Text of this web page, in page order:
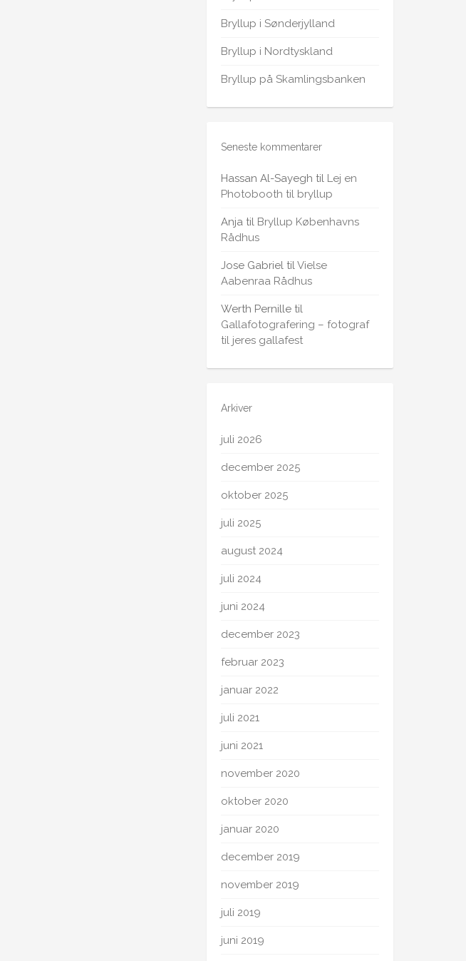
Bryllup i Sønderjylland
Bryllup i Nordtyskland
Bryllup på Skamlingsbanken
Seneste kommentarer
Hassan Al-Sayegh til Lej en
Photobooth til bryllup
Anjatil Bryllup Københavns
Rådhus
Jose GabrieltilVielse
Aabenraa Rådhus
Werth Pernilletil
Gallafotografering – fotograf
til jeres gallafest
Arkiver
juli 2026
december 2025
oktober 2025
juli 2025
august 2024
juli 2024
juni 2024
december 2023
februar 2023
januar 2022
juli 2021
juni 2021
november 2020
oktober 2020
januar 2020
december 2019
november 2019
juli 2019
juni 2019